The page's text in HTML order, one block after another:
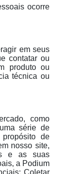
ocorre
em seus
contatar ou
produto ou
técnica ou
como
série de
de
nosso site,
e as suas
a Podium
Coletar